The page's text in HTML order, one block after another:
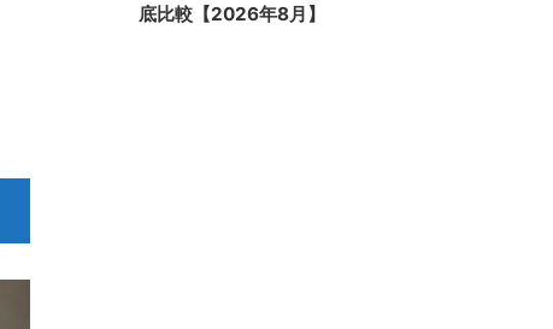
底比較【2026年8月】